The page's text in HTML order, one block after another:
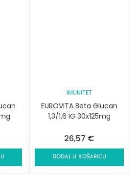
IMUNITET
EUROVITA Beta Glucan
1,3/1,6 IG 30x125mg
26,57 €
DODAJ U KOŠARICU